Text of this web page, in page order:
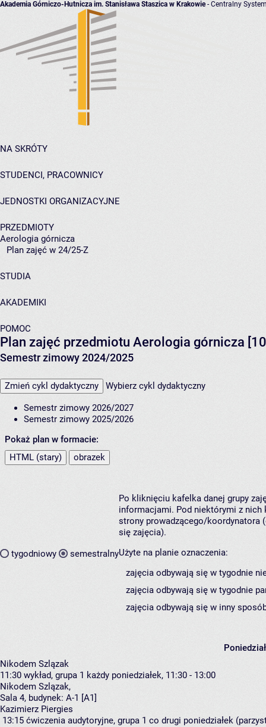
Akademia Górniczo-Hutnicza im. Stanisława Staszica w Krakowie- Centralny
NA SKRÓTY
STUDENCI, PRACOWNICY
JEDNOSTKI ORGANIZACYJNE
PRZEDMIOTY
Aerologia górnicza
Plan zajęć w 24/25-Z
STUDIA
AKADEMIKI
POMOC
Plan zajęć przedmiotu Aerologia górnicza
Semestr zimowy 2024/2025
Zmień cykl dydaktyczny Wybierz cykl dydaktyczny
Semestr zimowy 2026/2027
Semestr zimowy 2025/2026
Pokaż plan w formacie:
HTML (stary)
obrazek
tygodniowy semestralny
Po kliknięciu kafelka danej grupy
informacjami. Pod niektórymi z nich
strony prowadzącego/koordynatora
się zajęcia).
Użyte na planie oznaczenia:
zajęcia odbywają się w tygodnie
zajęcia odbywają się w tygodnie
zajęcia odbywają się w inny
Nikodem Szlązak
11:30 wykład, grupa 1 każdy poniedziałek, 11:30 - 13:00
Nikodem Szlązak,
Sala 4, budynek: A-1 [A1]
Kazimierz Piergies
13:15 ćwiczenia audytoryjne, grupa 1 co drugi poniedziałek